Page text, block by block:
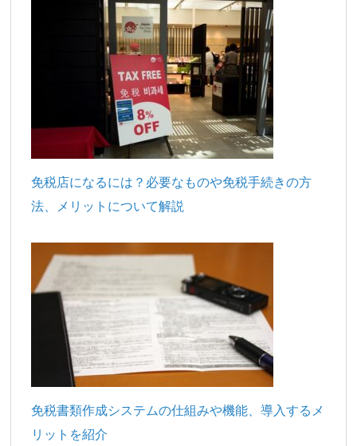
免税店になるには？必要なものや免税手続きの方
法、メリットについて解説
免税書類作成システムの仕組みや機能、導入するメ
リットを紹介